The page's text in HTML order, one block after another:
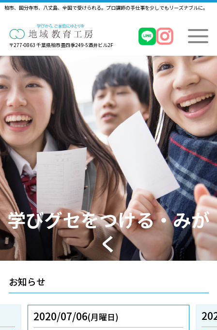
柏市、国分寺市、八丈島、全国で受けられる。プロ講師の手仕事を少しでもリーズナブルに。
〒277-0863 千葉県柏市豊四季249-5酒井ビル2F
学びグセをつける・みが
く
お知らせ
2020/07/06(月曜日)